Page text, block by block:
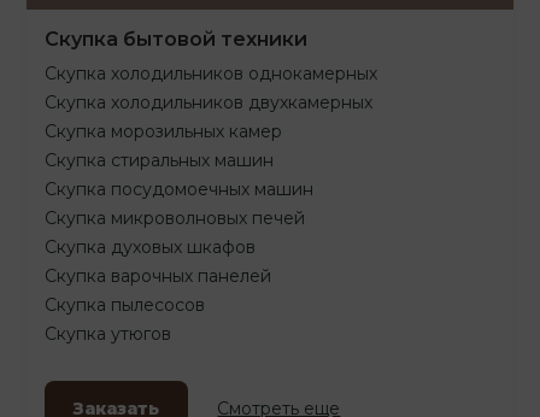
Скупка бытовой техники
Скупка холодильников однокамерных
Скупка холодильников двухкамерных
Скупка морозильных камер
Скупка стиральных машин
Скупка посудомоечных машин
Скупка микроволновых печей
Скупка духовых шкафов
Скупка варочных панелей
Скупка пылесосов
Скупка утюгов
Заказать Смотреть еще